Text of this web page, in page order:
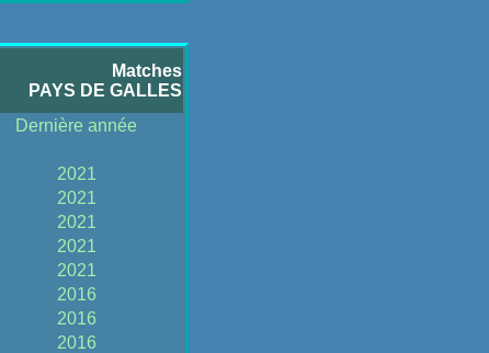
Matches
PAYS DE GALLES
Dernière année
2021
2021
2021
2021
2021
2016
2016
2016